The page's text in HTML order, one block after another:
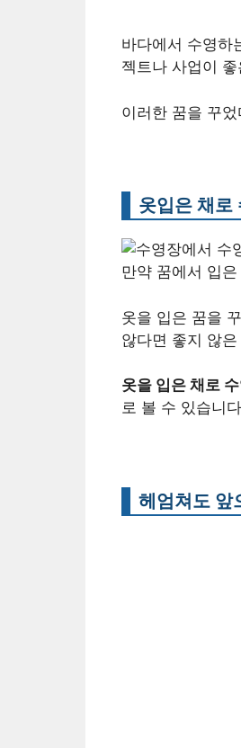
바다에서 수영하
젝트나 사업이
이러한 꿈을 꾸
옷입은 채로
만약 꿈에서 입
옷을 입은 꿈을
않다면 좋지 않
옷을 입은 채로
로 볼 수 있습니
헤엄쳐도 앞